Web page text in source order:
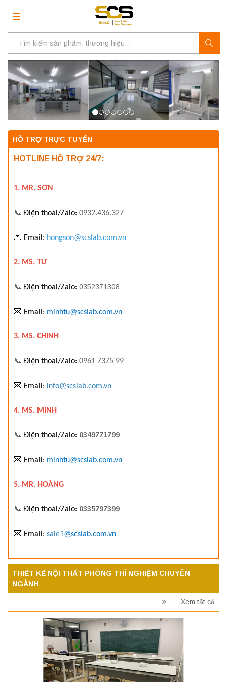
HỖ TRỢ TRỰC TUYẾN
HOTLINE HỖ TRỢ 24/7:
1. MR. SƠN
📞 Điện thoai/Zalo: 0932.436.327
💌 Email: hongson@scslab.com.vn
2. MS. TƯ
📞 Điện thoai/Zalo: 0352371308
💌 Email: minhtu@scslab.com.vn
3. MS. CHINH
📞 Điện thoai/Zalo: 0961 7375 99
💌 Email: info@scslab.com.vn
4. MS. MINH
📞 Điện thoai/Zalo: 0349771799
💌 Email: minhtu@scslab.com.vn
5. MR. HOÀNG
📞 Điện thoai/Zalo: 0335797399
💌 Email: sale1@scslab.com.vn
THIẾT KẾ NỘI THẤT PHÒNG THÍ NGHIỆM CHUYÊN
NGÀNH
Xem tất cả